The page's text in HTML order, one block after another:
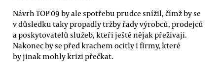
Návrh TOP 09 by ale spotřebu prudce snížil, čímž by se
v důsledku taky propadly tržby řady výrobců, prodejců
a poskytovatelů služeb, kteří ještě nějak přežívají.
Nakonec by se před krachem ocitly i firmy, které
by jinak mohly krizi přečkat.